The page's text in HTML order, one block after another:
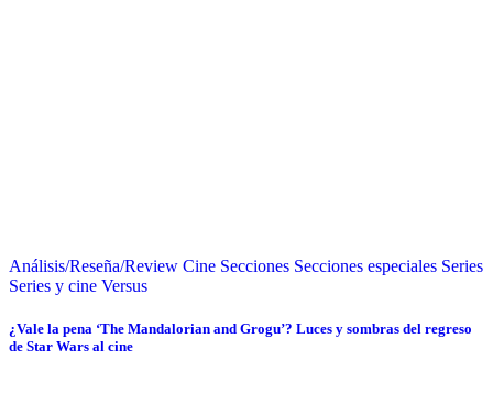
Análisis/Reseña/Review Cine Secciones Secciones especiales Series
Series y cine Versus
¿Vale la pena ‘The Mandalorian and Grogu’? Luces y sombras del regreso
de Star Wars al cine